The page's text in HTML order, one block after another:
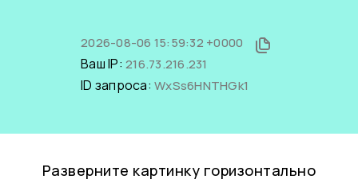
2026-08-06 15:59:32 +0000
Ваш IP: 216.73.216.231
ID запроса: WxSs6HNTHGk1
Разверните картинку горизонтально